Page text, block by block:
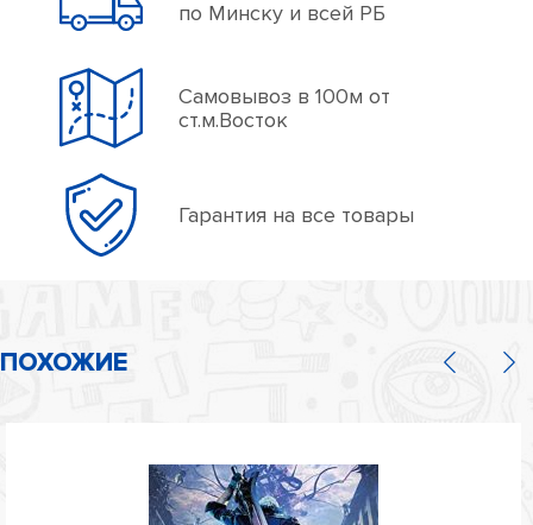
по Минску и всей РБ
Самовывоз в 100м от
ст.м.Восток
Гарантия на все товары
ПОХОЖИЕ